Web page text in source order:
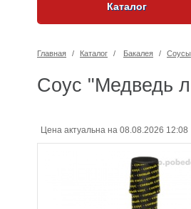
Каталог
Главная / Каталог / Бакалея /
Соус "Медведь
Цена актуальна на 08.08.2026 12:08